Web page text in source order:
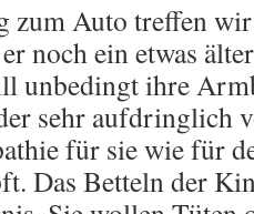
zum Auto treffen
noch ein etwas
unbedingt ihre
sehr aufdringlich
für sie wie für
Das Betteln der